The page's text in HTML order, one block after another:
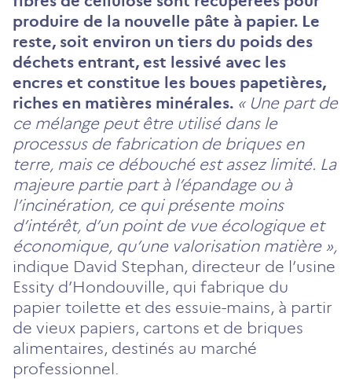
produire de la nouvelle pâte à papier. Le
reste, soit environ un tiers du poids des
déchets entrant, est lessivé avec les
encres et constitue les boues papetières,
riches en matières minérales. « Une part de
ce mélange peut être utilisé dans le
processus de fabrication de briques en
terre, mais ce débouché est assez limité. La
majeure partie part à l’épandage ou à
l’incinération, ce qui présente moins
d’intérêt, d’un point de vue écologique et
économique, qu’une valorisation matière »,
indique David Stephan, directeur de l’usine
Essity d’Hondouville, qui fabrique du
papier toilette et des essuie-mains, à partir
de vieux papiers, cartons et de briques
alimentaires, destinés au marché
professionnel.